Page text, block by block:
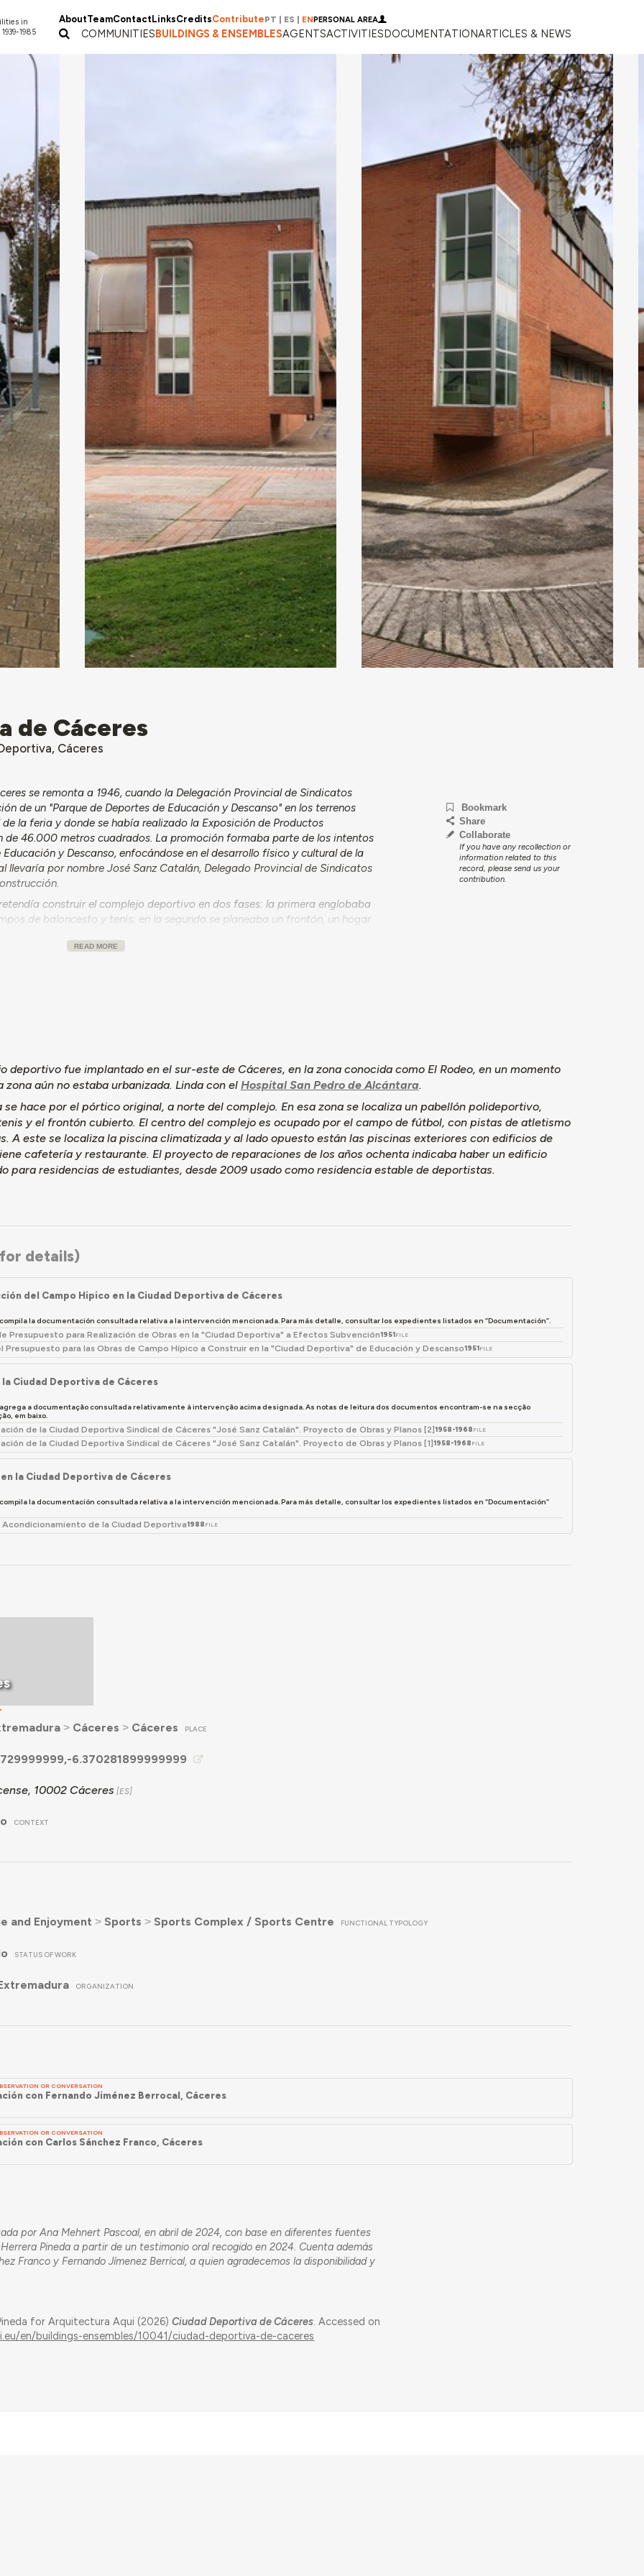
in
1985
AboutTeamContactLinksCreditsContributePT ES ENPERSONAL AREA
COMMUNITIESBUILDINGS & ENSEMBLESAGENTSACTIVITIESDOCUMENTATIONARTICLES & NEWS
de Cáceres
Cáceres
se remonta a 1946, cuando la Delegación Provincial de Sindicatos
de un "Parque de Deportes de Educación y Descanso" en los terrenos
la feria y donde se había realizado la Exposición de Productos
de 46.000 metros cuadrados. La promoción formaba parte de los intentos
y Descanso, enfocándose en el desarrollo físico y cultural de la
llevaría por nombre José Sanz Catalán, Delegado Provincial de Sindicatos
construir el complejo deportivo en dos fases: la primera englobaba
de baloncesto y tenis; en la segunda se planeaba un frontón, un hogar
del proyecto corrió a cargo de la Delegación Nacional de Sindicatos, del
Provincial y del Gobierno Civil. Según comentó Carlos Sánchez Franco en
hípica en la "Ciudad Deportiva de Educación y Descanso", según
podría contribuir a paliar el paro obrero. Mientras tanto, esa zona fue
clases populares en verano, un frontón y pistas de tenis.
de vinculación del complejo deportivo al sindicalismo. Desde
de Deportes de la Junta de Extremadura. El año anterior la ciudad
de Tecnificación Deportiva por e Consejo Superior de Deportes
n.º 138).
en los edificios y el complejo, que cuenta con más de 60.000
los edificios del conjunto han sido bastante intervenidos y remodelados, de
el campo de fútbol y las piscinas exteriores, el pórtico de entrada y parte de
READ MORE
Bookmark
Share
Collaborate
If you have any recollection or
information related to this
record, please send us your
contribution.
deportivo fue implantado en el sur-este de Cáceres, en la zona conocida como El Rodeo, en un momento
zona aún no estaba urbanizada. Linda con el Hospital San Pedro de Alcántara.
se hace por el pórtico original, a norte del complejo. En esa zona se localiza un pabellón polideportivo,
y el frontón cubierto. El centro del complejo es ocupado por el campo de fútbol, con pistas de atletismo
A este se localiza la piscina climatizada y al lado opuesto están las piscinas exteriores con edificios de
cafetería y restaurante. El proyecto de reparaciones de los años ochenta indicaba haber un edificio
para residencias de estudiantes, desde 2009 usado como residencia estable de deportistas.
details)
del Campo Hipico en la Ciudad Deportiva de Cáceres
la documentación consultada relativa a la intervención mencionada. Para más detalle, consultar los expedientes listados en “Documentación”.
Presupuesto para Realización de Obras en la "Ciudad Deportiva" a Efectos Subvención1951FILE
Presupuesto para las Obras de Campo Hípico a Construir en la "Ciudad Deportiva" de Educación y Descanso1951FILE
la Ciudad Deportiva de Cáceres
a documentação consultada relativamente à intervenção acima designada. As notas de leitura dos documentos encontram-se na secção
em baixo.
de la Ciudad Deportiva Sindical de Cáceres "José Sanz Catalán". Proyecto de Obras y Planos [2]1958-1968 FILE
de la Ciudad Deportiva Sindical de Cáceres "José Sanz Catalán". Proyecto de Obras y Planos [1]1958-1968 FILE
la Ciudad Deportiva de Cáceres
la documentación consultada relativa a la intervención mencionada. Para más detalle, consultar los expedientes listados en “Documentación”
Acondicionamiento de la Ciudad Deportiva1988 FILE
˃ Cáceres ˃ Cáceres PLACE
6.370281899999999
10002 Cáceres
CONTEXT
and Enjoyment ˃ Sports ˃ Sports Complex / Sports Centre FUNCTIONAL TYPOLOGY
STATUS OF WORK
ORGANIZATION
OR CONVERSATION
con Fernando Jiménez Berrocal, Cáceres
OR CONVERSATION
con Carlos Sánchez Franco, Cáceres
por Ana Mehnert Pascoal, en abril de 2024, con base en diferentes fuentes
Pineda a partir de un testimonio oral recogido en 2024. Cuenta además
Franco y Fernando Jímenez Berrical, a quien agradecemos la disponibilidad y
for Arquitectura Aqui (2026)Ciudad Deportiva de Cáceres. Accessed on
en/buildings-ensembles/10041/ciudad-deportiva-de-caceres